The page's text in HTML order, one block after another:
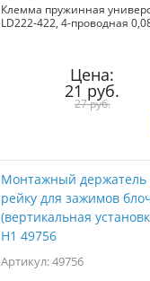
Клемма пружинная
LD222-422, 4-проводная
пластик, латунь. Тип
многожильный, материал
температура окружающей
Цена:
21 руб.
27 руб.
Монтажный держатель
рейку для зажимов
(вертикальная
H1 49756
Артикул: 49756